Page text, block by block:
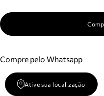
Compre pelo Whatsapp
Ative sua localização